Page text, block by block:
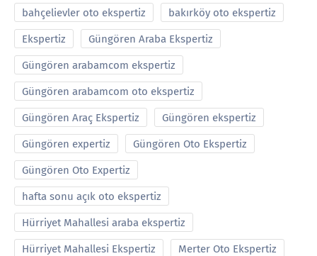
bahçelievler oto ekspertiz bakırköy oto ekspertiz
Ekspertiz Güngören Araba Ekspertiz
Güngören arabamcom ekspertiz
Güngören arabamcom oto ekspertiz
Güngören Araç Ekspertiz Güngören ekspertiz
Güngören expertiz Güngören Oto Ekspertiz
Güngören Oto Expertiz
hafta sonu açık oto ekspertiz
Hürriyet Mahallesi araba ekspertiz
Hürriyet Mahallesi Ekspertiz Merter Oto Ekspertiz